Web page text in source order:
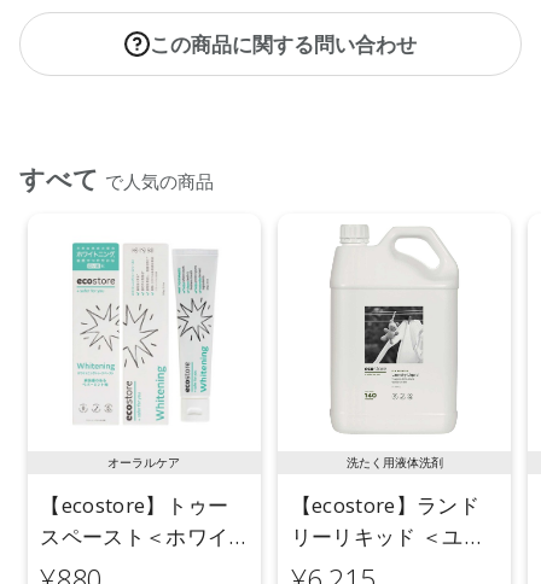
【原産国】
ニュージーランド
【メーカー品番】
【店舗発売日】
Biople 取り扱いなし
※店舗での取り扱いや詳しい在庫状況につきましては、各店舗
にお問い合わせください。
※発売日は予告なく変更する可能性がございます。予めご了承
ください。
※通常はご注文より１～３営業日での発送となります。
商品によっては、お届けまで１～２週間かかる場合がござい
※代引き不可商品です。別の決済方法をご選択ください。
●パッケージはリニューアル等の理由により、写真と異なる場
この商品に関する問い合わせ
すべて で人気の商品
オーラルケア
【ecostore】トゥー
スペースト＜ホワイ
トニング＞ 100g
洗たく用液体洗剤
【ecostore】ランド
リーリキッド ＜ユー
カリ＞ 5L